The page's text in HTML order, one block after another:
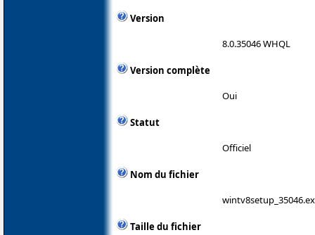
Version
8.0.35046 WHQL
Version complète
Oui
Statut
Officiel
Nom du fichier
Taille du fichier